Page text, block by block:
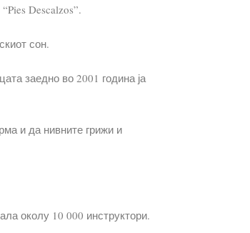
Descalzos”.
сон.
заедно во 2001 година ја
и да нивните грижи и
околу 10 000 инструктори.